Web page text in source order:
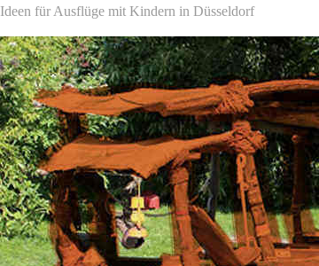
Ideen für Ausflüge mit Kindern in Düsseldorf